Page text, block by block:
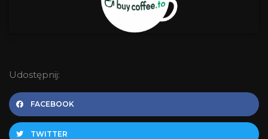
Udostępnij:
FACEBOOK
TWITTER